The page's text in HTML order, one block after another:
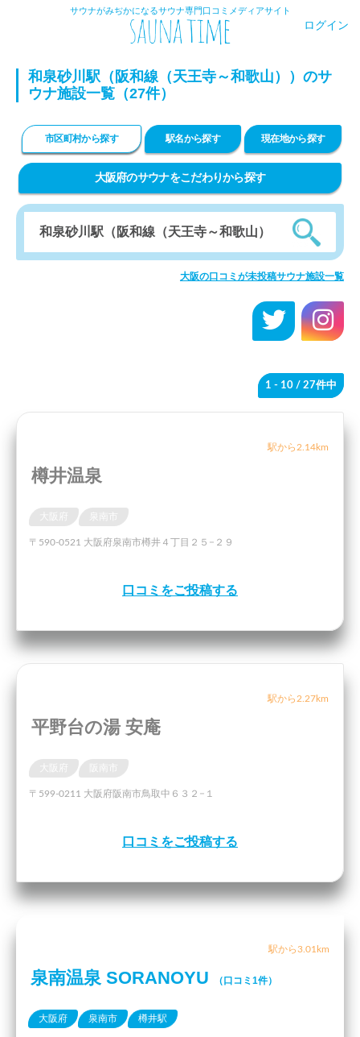
サウナがみぢかになるサウナ専門口コミメディアサイト
ログイン
和泉砂川駅（阪和線（天王寺～和歌山））のサ
ウナ施設一覧（27件）
市区町村から探す 駅名から探す 現在地から探す
大阪府のサウナをこだわりから探す
大阪の口コミが未投稿サウナ施設一覧
1 - 10 / 27件中
駅から2.14km
樽井温泉
〒590-0521 大阪府泉南市樽井４丁目２５−２９
口コミをご投稿する
駅から2.27km
平野台の湯 安庵
〒599-0211 大阪府阪南市鳥取中６３２−１
口コミをご投稿する
駅から3.01km
泉南温泉 SORANOYU （口コミ1件）
大阪府 泉南市 樽井駅